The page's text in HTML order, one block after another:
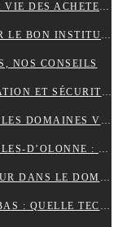
COMMENT LE SI ACHATS SIMPLIFIE LA VIE DES ACHETEURS
ÉPILATION LASER : COMMENT CHOISIR LE BON INSTITUT ?
NOS CONSEILS
LES BORNES ESCAMOTABLES : INNOVATION ET SÉCURITÉ POUR L’ESPACE URBAIN
L’ESSOR DE L’INVESTISSEMENT DANS LES DOMAINES VITICOLES DE PROVENCE : UNE ANALYSE ÉCONOMIQUE ET CULTURELLE
LOCATION DE CAMPING-CAR AUX SABLES-D’OLONNE : LA LIBERTÉ DE DÉCOUVRIR LA CÔTE ATLANTIQUE
ZOOM SUR LES TENDANCES EN VIGUEUR DANS LE DOMAINE DU WEBMARKETING
RAMONAGE PAR LE HAUT OU PAR LE BAS : QUELLE TECHNIQUE EST LA PLUS EFFICACE ?